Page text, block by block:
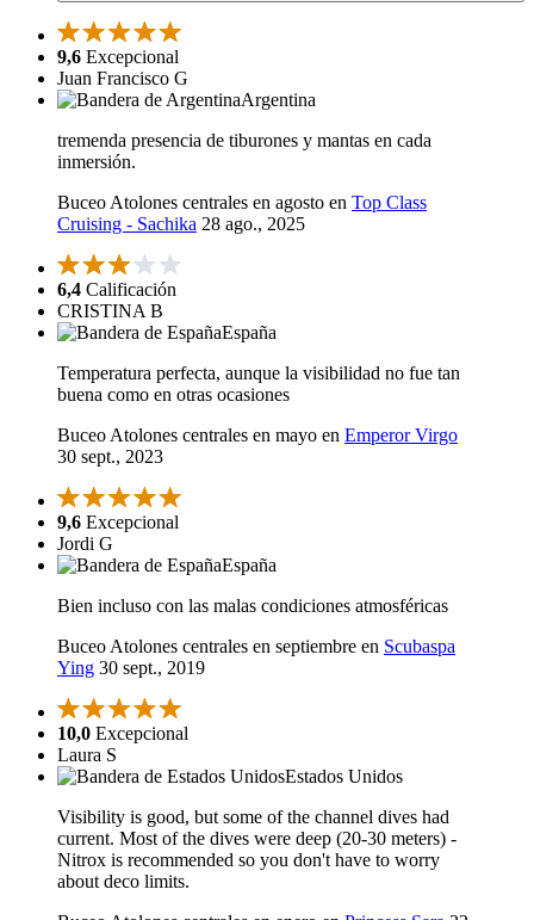
9,6 Excepcional
Juan Francisco G
Argentina
tremenda presencia de tiburones y mantas en cada
inmersión.
Buceo Atolones centrales en agosto en Top Class
Cruising - Sachika 28 ago., 2025
6,4 Calificación
CRISTINA B
España
Temperatura perfecta, aunque la visibilidad no fue tan
buena como en otras ocasiones
Buceo Atolones centrales en mayo en Emperor Virgo
30 sept., 2023
9,6 Excepcional
Jordi G
España
Bien incluso con las malas condiciones atmosféricas
Buceo Atolones centrales en septiembre en Scubaspa
Ying 30 sept., 2019
10,0 Excepcional
Laura S
Estados Unidos
Visibility is good, but some of the channel dives had
current. Most of the dives were deep (20-30 meters) -
Nitrox is recommended so you don't have to worry
about deco limits.